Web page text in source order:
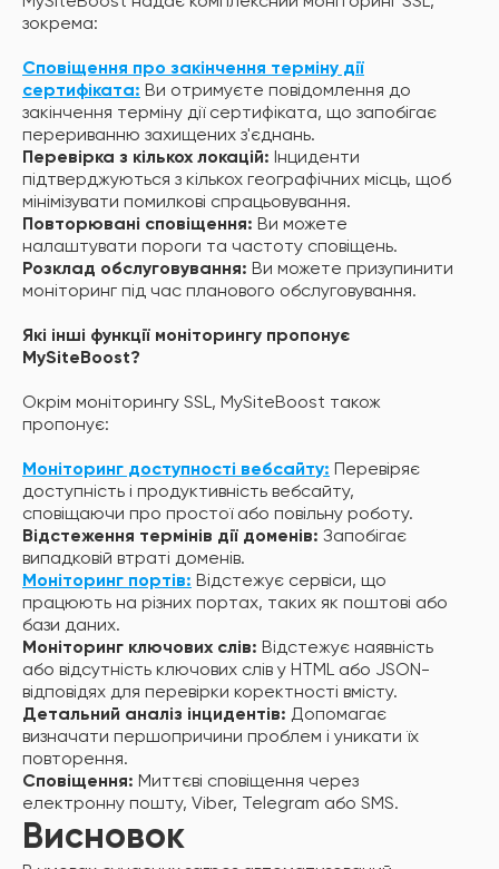
зокрема:
Сповіщення про закінчення терміну дії
сертифіката: Ви отримуєте повідомлення до
закінчення терміну дії сертифіката, що запобігає
перериванню захищених з'єднань.
Перевірка з кількох локацій: Інциденти
підтверджуються з кількох географічних місць, щоб
мінімізувати помилкові спрацьовування.
Повторювані сповіщення: Ви можете
налаштувати пороги та частоту сповіщень.
Розклад обслуговування: Ви можете призупинити
моніторинг під час планового обслуговування.
Які інші функції моніторингу пропонує
MySiteBoost?
Окрім моніторингу SSL, MySiteBoost також
пропонує:
Моніторинг доступності вебсайту: Перевіряє
доступність і продуктивність вебсайту,
сповіщаючи про простої або повільну роботу.
Відстеження термінів дії доменів: Запобігає
випадковій втраті доменів.
Моніторинг портів: Відстежує сервіси, що
працюють на різних портах, таких як поштові або
бази даних.
Моніторинг ключових слів: Відстежує наявність
або відсутність ключових слів у HTML або JSON-
відповідях для перевірки коректності вмісту.
Детальний аналіз інцидентів: Допомагає
визначати першопричини проблем і уникати їх
повторення.
Сповіщення: Миттєві сповіщення через
електронну пошту, Viber, Telegram або SMS.
Висновок